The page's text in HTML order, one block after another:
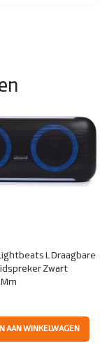
L Draagbare
Zwart
AAN WINKELWAGEN